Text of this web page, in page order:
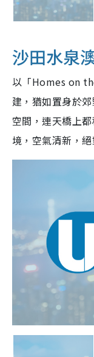
沙田水泉
以「Homes on
建，猶如置身於
空間，連天橋上
境，空氣清新，